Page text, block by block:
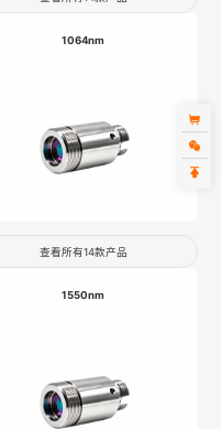
1064nm
查看所有14款产品
1550nm